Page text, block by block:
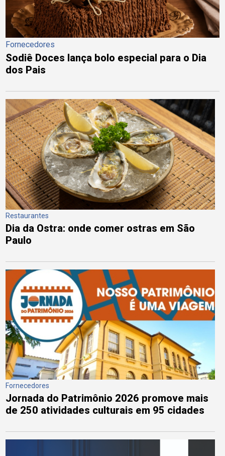
Fornecedores
Sodiê Doces lança bolo especial para o Dia
dos Pais
Restaurantes
Dia da Ostra: onde comer ostras em São
Paulo
Fornecedores
Jornada do Patrimônio 2026 promove mais
de 250 atividades culturais em 95 cidades